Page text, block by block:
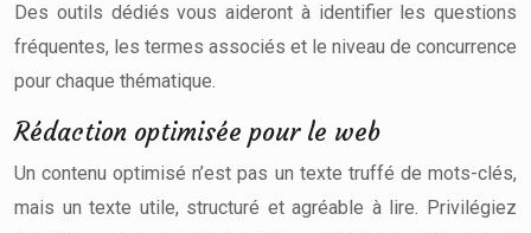
Des outils dédiés vous aideront à identifier les questions
fréquentes, les termes associés et le niveau de concurrence
pour chaque thématique.
Rédaction optimisée pour le web
Un contenu optimisé n’est pas un texte truffé de mots-clés,
mais un texte utile, structuré et agréable à lire. Privilégiez